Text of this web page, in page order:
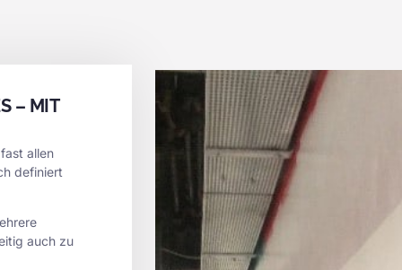
– MIT
allen
definiert
auch zu